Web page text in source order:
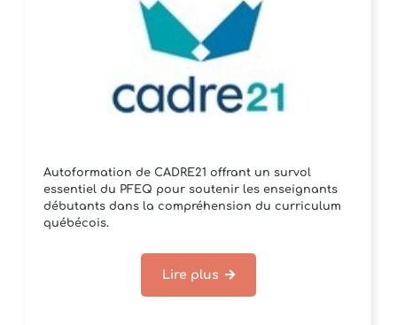
Autoformation de CADRE21 offrant un survol
essentiel du PFEQ pour soutenir les enseignants
débutants dans la compréhension du curriculum
québécois.
Lire plus